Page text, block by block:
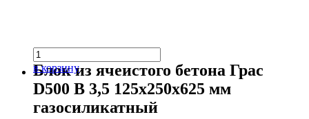
в корзину
Блок из ячеистого бетона Грас
D500 В 3,5 125х250х625 мм
газосиликатный